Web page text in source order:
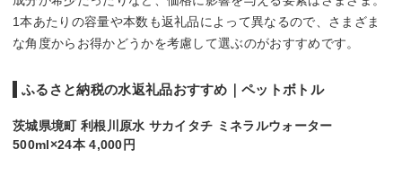
1本あたりの容量や本数も返礼品によって異なるので、さまざま
な角度からお得かどうかを考慮して選ぶのがおすすめです。
ふるさと納税の水返礼品おすすめ｜ペットボトル
茨城県境町 利根川原水 サカイタチ ミネラルウォーター
500ml×24本 4,000円